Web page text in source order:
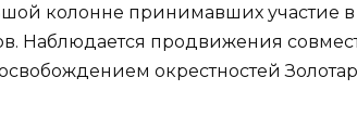
колонне принимавших участие
Наблюдается продвижения
окрестностей